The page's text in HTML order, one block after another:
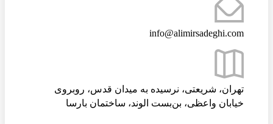
info@alimirsadeghi.com
تهران، شریعتی، نرسیده به میدان قدس، روبروی
خیابان واعظی، بن‌بست الوند، ساختمان بارسا